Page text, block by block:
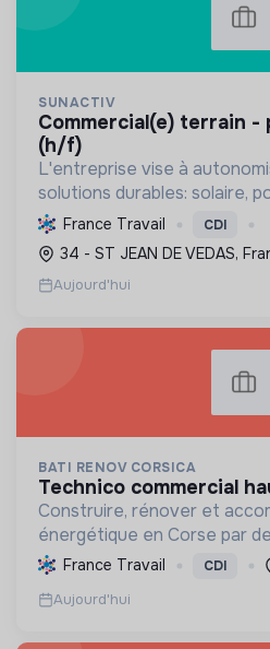
SUNACTIV
commercial(e) terrain - photovoltaïque
(h/f)
L'entreprise vise à
solutions durables: solaire,
isolation, etc. Elle aide à
carbone et les factures
le ...
France Travail CDI
34 - ST JEAN DE VEDAS,
Aujourd'hui
BATI RENOV CORSICA
technico commercial
Construire, rénover et
énergétique en Corse par
(solaire, isolation,
matériel. Labellisée RGE.
France Travail CDI
Aujourd'hui